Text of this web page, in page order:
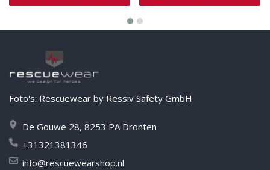
Foto's: Rescuewear by Ressiv Safety GmbH
De Gouwe 28, 8253 PA Dronten
+31321381346
info@rescuewearshop.nl